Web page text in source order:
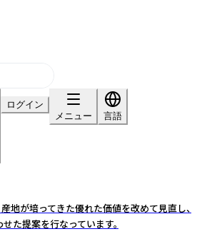
ログイン
メニュー
言語
地が培ってきた優れた価値を改めて見直し、
た提案を行なっています。